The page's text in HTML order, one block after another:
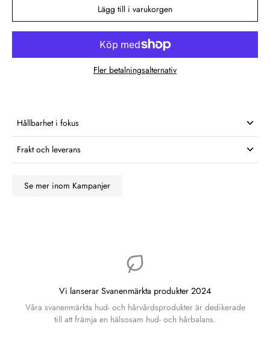
Lägg till i varukorgen
Fler betalningsalternativ
Hållbarhet i fokus
Frakt och leverans
Se mer inom Kampanjer
Vi lanserar Svanenmärkta produkter 2024
Våra svanenmärkta hud- och hårvårdsprodukter är dedikerade
till att främja en hälsosam hud- och hårbalans.